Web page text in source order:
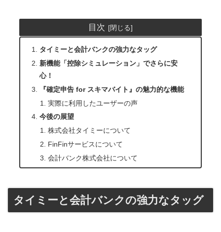
目次
タイミーと会計バンクの強力なタッグ
新機能「控除シミュレーション」でさらに安
心！
『確定申告 for スキマバイト』の魅力的な機能
実際に利用したユーザーの声
今後の展望
株式会社タイミーについて
FinFinサービスについて
会計バンク株式会社について
タイミーと会計バンクの強力なタッグ